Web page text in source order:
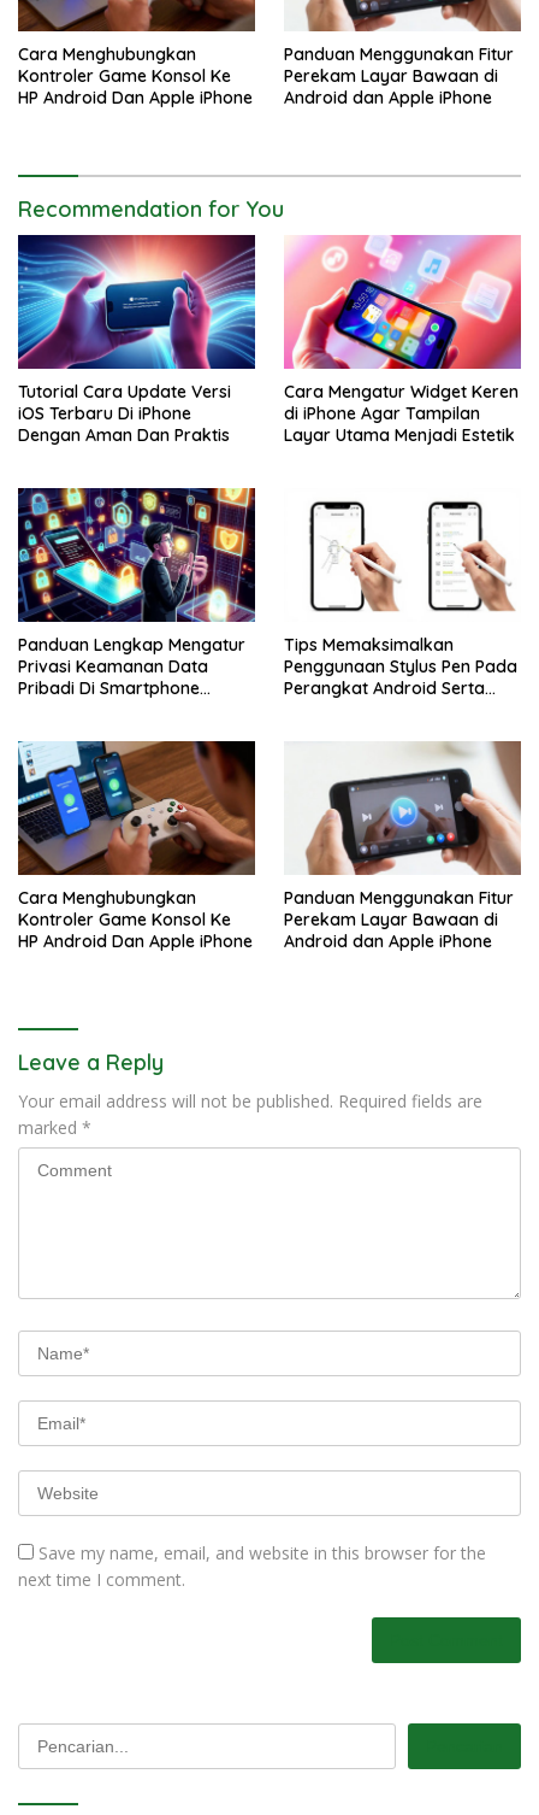
Cara Menghubungkan
Kontroler Game Konsol Ke
HP Android Dan Apple iPhone
Panduan Menggunakan Fitur
Perekam Layar Bawaan di
Android dan Apple iPhone
Recommendation for You
Tutorial Cara Update Versi
iOS Terbaru Di iPhone
Dengan Aman Dan Praktis
Cara Mengatur Widget Keren
di iPhone Agar Tampilan
Layar Utama Menjadi Estetik
Panduan Lengkap Mengatur
Privasi Keamanan Data
Pribadi Di Smartphone
Tips Memaksimalkan
Penggunaan Stylus Pen Pada
Perangkat Android Serta
Cara Menghubungkan
Kontroler Game Konsol Ke
HP Android Dan Apple iPhone
Panduan Menggunakan Fitur
Perekam Layar Bawaan di
Android dan Apple iPhone
Leave a Reply
Your email address will not be published. Required fields are
marked *
Save my name, email, and website in this browser for the
next time I comment.
Pencarian